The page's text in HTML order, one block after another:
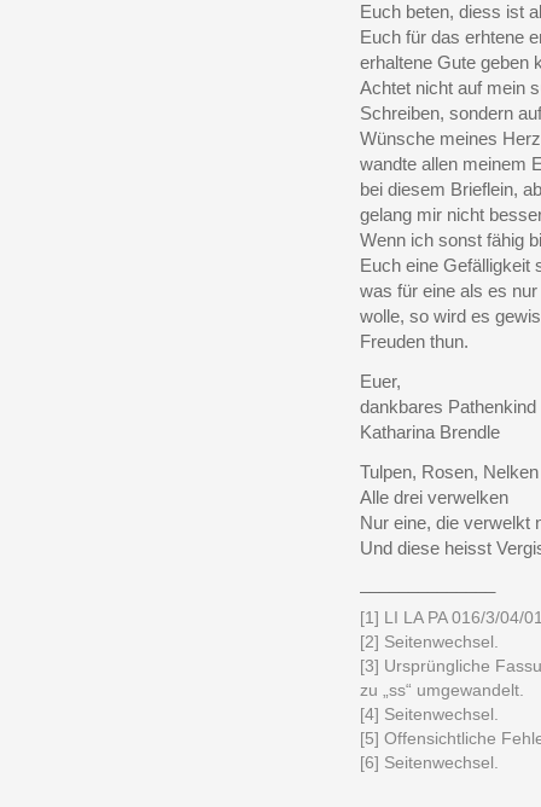
Euch beten, diess ist
Euch für das erhtene
erhaltene Gute geben
Achtet nicht auf mein
Schreiben, sondern
Wünsche meines
wandte allen meinem
bei diesem Brieflein,
gelang mir nicht
Wenn ich sonst fähig
Euch eine Gefälligkeit
was für eine als es
wolle, so wird es
Freuden thun.
Euer,
dankbares Pathenkind
Katharina Brendle
Tulpen, Rosen, Nelken
Alle drei verwelken
Nur eine, die verwelkt
Und diese heisst
[1] LI LA PA 016/3/04/
[2] Seitenwechsel.
[3] Ursprüngliche
zu „ss“ umgewandelt.
[4] Seitenwechsel.
[5] Offensichtliche
[6] Seitenwechsel.